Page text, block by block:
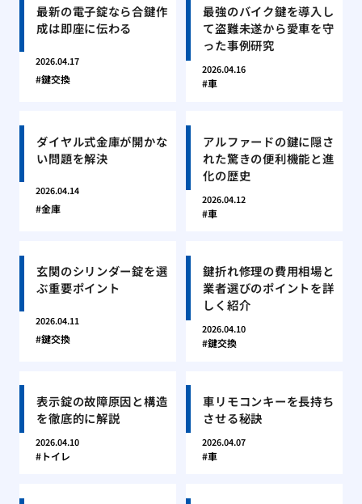
最新の電子錠なら合鍵作
成は即座に伝わる
2026.04.17
鍵交換
最強のバイク鍵を導入し
て盗難未遂から愛車を守
った事例研究
2026.04.16
車
ダイヤル式金庫が開かな
い問題を解決
2026.04.14
金庫
アルファードの鍵に隠さ
れた驚きの便利機能と進
化の歴史
2026.04.12
車
玄関のシリンダー錠を選
ぶ重要ポイント
2026.04.11
鍵交換
鍵折れ修理の費用相場と
業者選びのポイントを詳
しく紹介
2026.04.10
鍵交換
表示錠の故障原因と構造
を徹底的に解説
2026.04.10
トイレ
車リモコンキーを長持ち
させる秘訣
2026.04.07
車